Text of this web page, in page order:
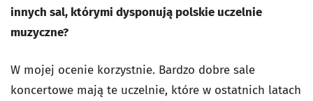
innych sal, którymi dysponują polskie uczelnie
muzyczne?
W mojej ocenie korzystnie. Bardzo dobre sale
koncertowe mają te uczelnie, które w ostatnich latach